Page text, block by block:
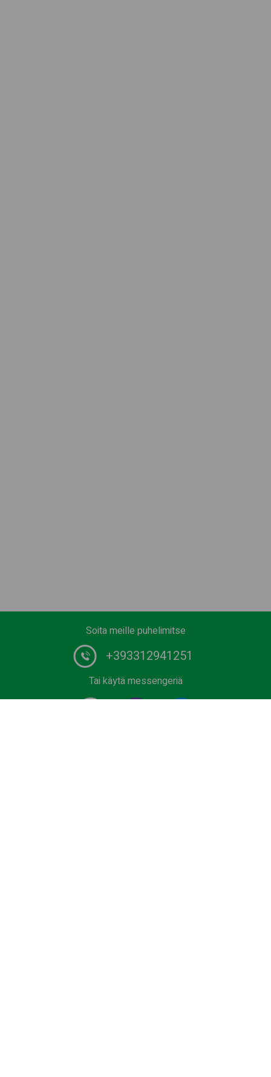
Soita meille puhelimitse
+393312941251
Tai käytä messengeriä